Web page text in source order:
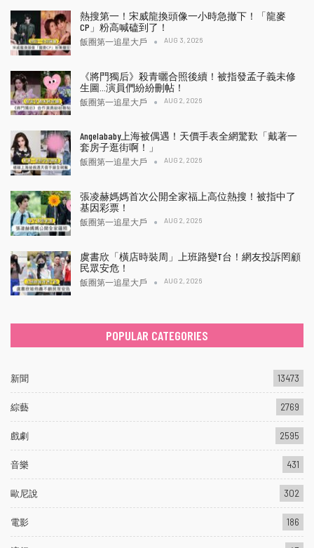
熱搜第一！宋威龍換頭像一小時急撤下！「龍麥
CP」粉高喊磕到了！
飯圈第一追星大戶 AUG 3, 2026
《將門獨后》殺青曬合照後續！被指發孟子義未修
生圖…演員們紛紛刪帖！
飯圈第一追星大戶 AUG 2, 2026
Angelababy上海被偶遇！天價手表全網驚歎「戴著一
套房子逛街啊！」
飯圈第一追星大戶 AUG 2, 2026
張凌赫媽媽首次公開全家福上高位熱搜！被指中了
基因彩票！
飯圈第一追星大戶 AUG 2, 2026
虞書欣「橫店時裝周」上班路變T台！網友投訴罔顧
民眾安危！
飯圈第一追星大戶 AUG 2, 2026
POPULAR CATEGORIES
新聞 13473
綜藝 2769
戲劇 2595
音樂 431
歐尼說 302
電影 186